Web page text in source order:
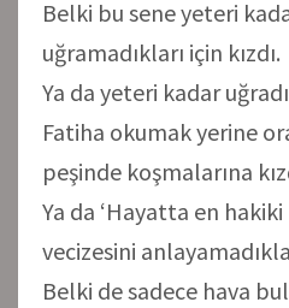
Belki bu sene yeteri
uğramadıkları için kızdı.
Ya da yeteri kadar
Fatiha okumak yerine
peşinde koşmalarına
Ya da ‘Hayatta en
vecizesini
Belki de sadece hava